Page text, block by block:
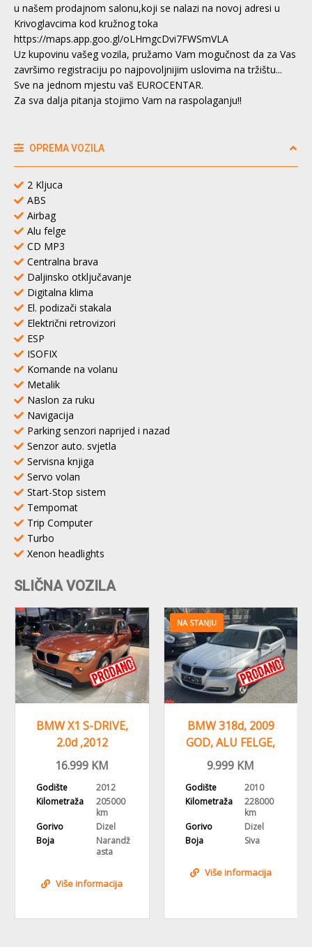
u našem prodajnom salonu,koji se nalazi na novoj adresi u
Krivoglavcima kod kružnog toka
https://maps.app.goo.gl/oLHmgcDvi7FWSmVLA
Uz kupovinu vašeg vozila, pružamo Vam mogučnost da za Vas
završimo registraciju po najpovoljnijim uslovima na tržištu...
Sve na jednom mjestu vaš EUROCENTAR.
Za sva dalja pitanja stojimo Vam na raspolaganju!!
OPREMA VOZILA
2 Kljuca
ABS
Airbag
Alu felge
CD MP3
Centralna brava
Daljinsko otključavanje
Digitalna klima
El. podizači stakala
Električni retrovizori
ESP
ISOFIX
Komande na volanu
Metalik
Naslon za ruku
Navigacija
Parking senzori naprijed i nazad
Senzor auto. svjetla
Servisna knjiga
Servo volan
Start-Stop sistem
Tempomat
Trip Computer
Turbo
Xenon headlights
SLIČNA VOZILA
NA STANJU
BMW 318d, 2009
GOD, ALU FELGE,
DVOZONSKA KLIMA
9.999KM
Godište
2010
Kilometraža
228000
km
Gorivo
Dizel
Boja
Siva
BMW 114d ,2014
GODINA, KLIMA, 1
VLASNIK
13.999KM
Godište
2014
Kilometraža
252000
km
Gorivo
Dizel
Boja
Crna
Više informacija